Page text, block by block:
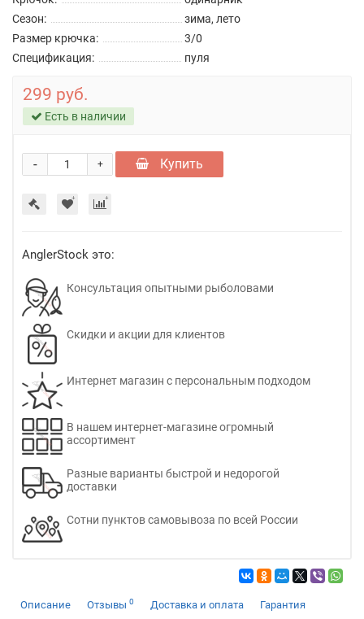
Сезон:
зима, лето
Размер крючка:
3/0
Спецификация:
пуля
299 руб.
Есть в наличии
+
- Купить
AnglerStock это:
Консультация опытными рыболовами
Скидки и акции для клиентов
Интернет магазин с персональным подходом
В нашем интернет-магазине огромный
ассортимент
Разные варианты быстрой и недорогой
доставки
Сотни пунктов самовывоза по всей России
Описание Отзывы 0 Доставка и оплата Гарантия